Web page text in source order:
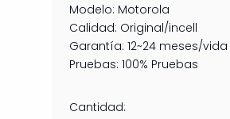
Modelo: Motorola
Calidad: Original/incell
Garantía: 12~24 meses/
Pruebas: 100% Pruebas
Cantidad: